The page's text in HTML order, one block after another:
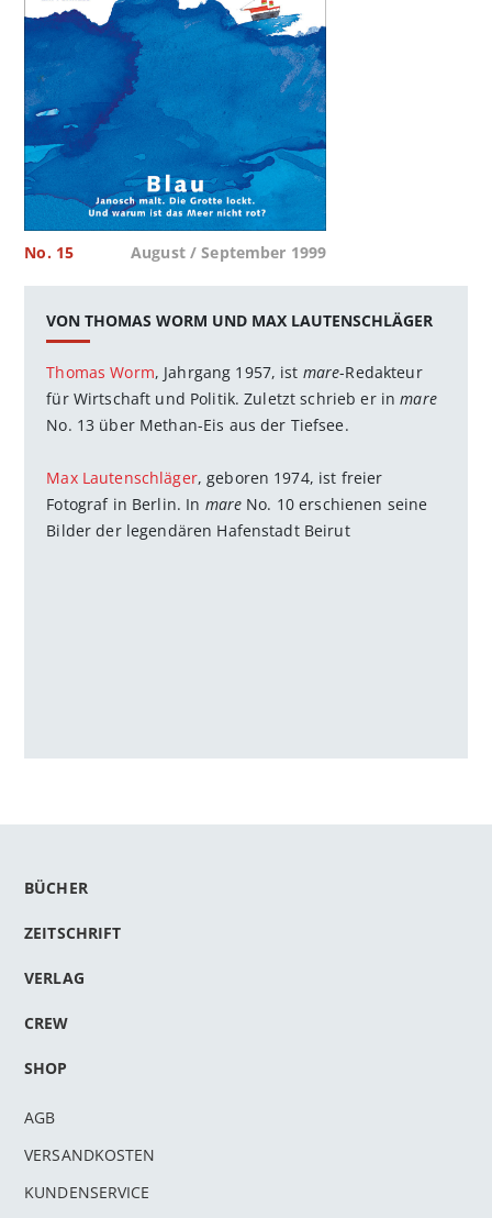
No. 15 August / September 1999
VON THOMAS WORM UND MAX LAUTENSCHLÄGER
Thomas Worm, Jahrgang 1957, ist mare-Redakteur
für Wirtschaft und Politik. Zuletzt schrieb er inmare
No. 13 über Methan-Eis aus der Tiefsee.
Max Lautenschläger, geboren 1974, ist freier
Fotograf in Berlin. In mare No. 10 erschienen seine
Bilder der legendären Hafenstadt Beirut
BÜCHER
ZEITSCHRIFT
VERLAG
CREW
SHOP
AGB
VERSANDKOSTEN
KUNDENSERVICE